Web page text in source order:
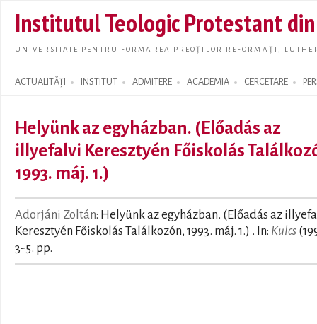
main
Institutul Teologic Protestant
UNIVERSITATE PENTRU FORMAREA PREOȚILOR REFORMAȚI,
ACTUALITĂȚI INSTITUT ADMITERE ACADEMIA CERCETARE
Search form
Helyünk az egyházban. (Előadás az
illyefalvi Keresztyén Főiskolás
1993. máj. 1.)
Adorjáni Zoltán: Helyünk az egyházban. (Előadás az
Keresztyén Főiskolás Találkozón, 1993. máj. 1.) . In: Kulcs
3-5. pp.